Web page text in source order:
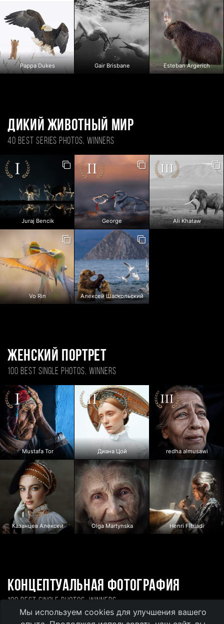
Pappa Dukes Gair Brisbane Esteban Argerich
Дикий животный мир
40 BEST SERIES PHOTOS, WINNERS
Juraj Bencik George Ali Khataw
Vo Rin Алексей Шаскольский
Женский портрет
100 BEST SINGLE PHOTOS, WINNERS
Mustafa Tor Диана Цой redha almusawi
Казанцев Алексей Olga Martynska Henri Fitriadi
Концептуальная фотография
100 BEST SINGLE PHOTOS, WINNERS
Мы используем cookies для улучшения вашего